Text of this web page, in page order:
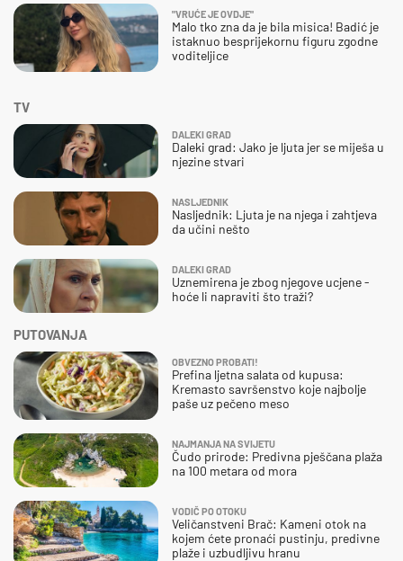
"VRUĆE JE OVDJE"
Malo tko zna da je bila misica! Badić je
istaknuo besprijekornu figuru zgodne
voditeljice
TV
DALEKI GRAD
Daleki grad: Jako je ljuta jer se miješa u
njezine stvari
NASLJEDNIK
Nasljednik: Ljuta je na njega i zahtjeva
da učini nešto
DALEKI GRAD
Uznemirena je zbog njegove ucjene -
hoće li napraviti što traži?
PUTOVANJA
OBVEZNO PROBATI!
Prefina ljetna salata od kupusa:
Kremasto savršenstvo koje najbolje
paše uz pečeno meso
NAJMANJA NA SVIJETU
Čudo prirode: Predivna pješčana plaža
na 100 metara od mora
VODIČ PO OTOKU
Veličanstveni Brač: Kameni otok na
kojem ćete pronaći pustinju, predivne
plaže i uzbudljivu hranu